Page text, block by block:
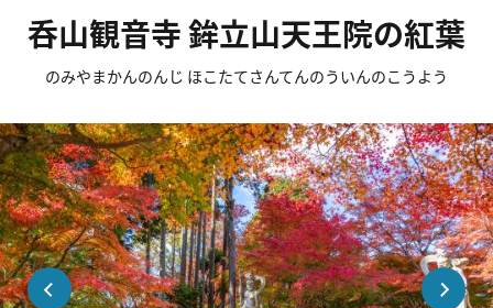
呑山観音寺 鉾立山天王院の紅葉
のみやまかんのんじ ほこたてさんてんのういんのこうよう